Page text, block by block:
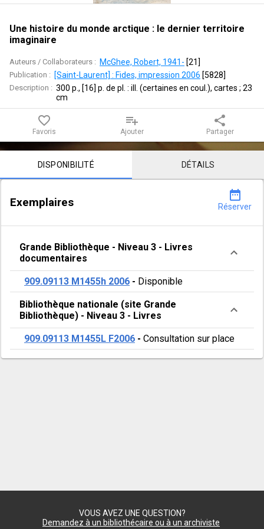
:
le
dernier
territoire
imaginaire
Une histoire du monde arctique : le dernier territoire
imaginaire
Auteurs / Collaborateurs : McGhee, Robert, 1941- [21 ]
Publication : [Saint-Laurent] : Fides, impression 2006 [5828]
Description : 300 p., [16] p. de pl. : ill. (certaines en coul.), cartes ; 23
cm
favorite_border
Favoris
playlist_add
Ajouter
share
Partager
Contenu de la notice
DISPONIBILITÉ DÉTAILS
Exemplaires
date_range
Réserver
Grande Bibliothèque - Niveau 3 - Livres
documentaires
909.09113 M1455h 2006 - Disponible
Bibliothèque nationale (site Grande
Bibliothèque) - Niveau 3 - Livres
909.09113 M1455L F2006 - Consultation sur place
VOUS AVEZ UNE QUESTION?
Demandez à un bibliothécaire ou à un archiviste